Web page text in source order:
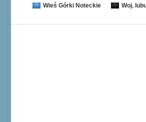
Wieś Górki Noteckie Woj.